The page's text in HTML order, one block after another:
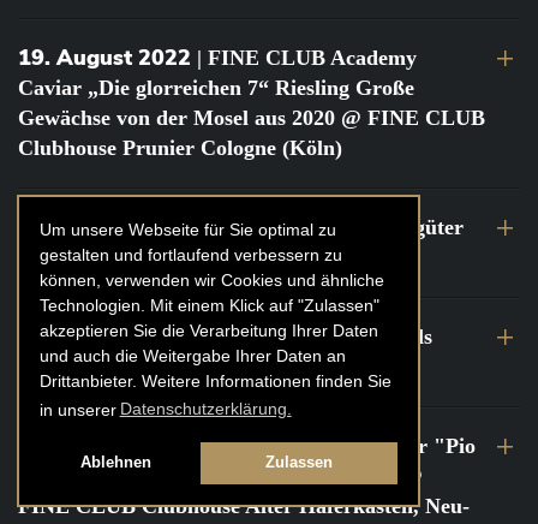
Um unsere Webseite für Sie optimal zu
gestalten und fortlaufend verbessern zu
können, verwenden wir Cookies und ähnliche
Technologien. Mit einem Klick auf "Zulassen"
akzeptieren Sie die Verarbeitung Ihrer Daten
und auch die Weitergabe Ihrer Daten an
Drittanbieter. Weitere Informationen finden Sie
in unserer Datenschutzerklärung.
Ablehnen Zulassen
19. August 2022 | FINE CLUB Academy
Caviar „Die glorreichen 7“ Riesling Große
Gewächse von der Mosel aus 2020 @ FINE CLUB
Clubhouse Prunier Cologne (Köln)
29. Juli 2022| Weinbergwanderung Weingüter
Geheimrat J. Wegeler
26. bis 27. Juli 2022| FINE CLUB Travels
Frankreich Champagne Kurztrip
| FINE CLUB Private Dinner "Pio
Cesare" mit Tochter Frederica Pio Boffa @
FINE CLUB Clubhouse Alter Haferkasten, Neu-